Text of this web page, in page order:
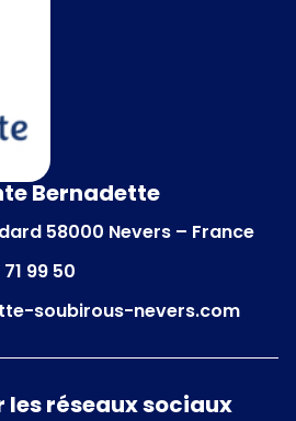
Bernadette
58000 Nevers – France
99 50
soubirous-nevers.com
les réseaux sociaux